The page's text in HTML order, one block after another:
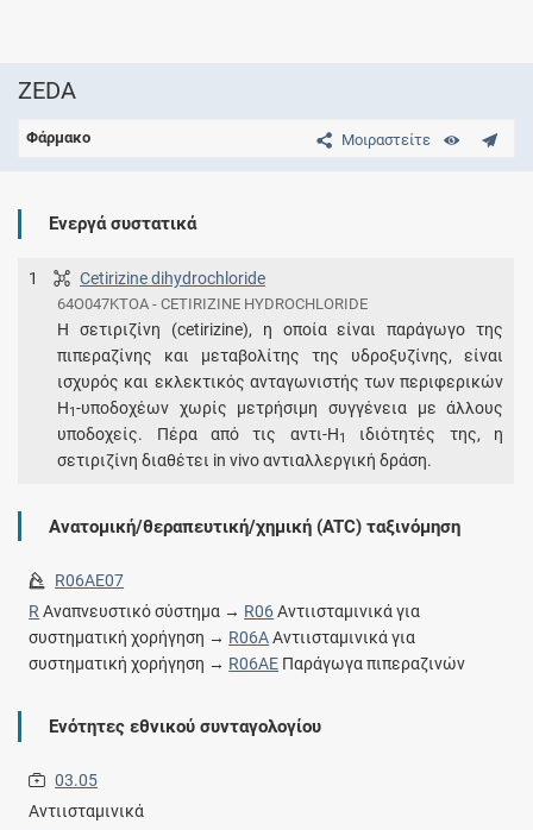
ZEDA
Μοιραστείτε
Φάρμακο
Ενεργά συστατικά
1 Cetirizine dihydrochloride
64O047KTOA - CETIRIZINE HYDROCHLORIDE
Η σετιριζίνη (cetirizine), η οποία είναι παράγωγο της
πιπεραζίνης και μεταβολίτης της υδροξυζίνης, είναι
ισχυρός και εκλεκτικός ανταγωνιστής των περιφερικών
Η1-υποδοχέων χωρίς μετρήσιμη συγγένεια με άλλους
υποδοχείς. Πέρα από τις αντι-Η1
ιδιότητές της, η
σετιριζίνη διαθέτει in vivo αντιαλλεργική δράση.
Ανατομική/θεραπευτική/χημική (ATC) ταξινόμηση
R06AE07
R Αναπνευστικό σύστημα → R06Αντιισταμινικά για
συστηματική χορήγηση → R06AΑντιισταμινικά για
συστηματική χορήγηση → R06AE Παράγωγα πιπεραζινών
Ενότητες εθνικού συνταγολογίου
03.05
Αντιισταμινικά